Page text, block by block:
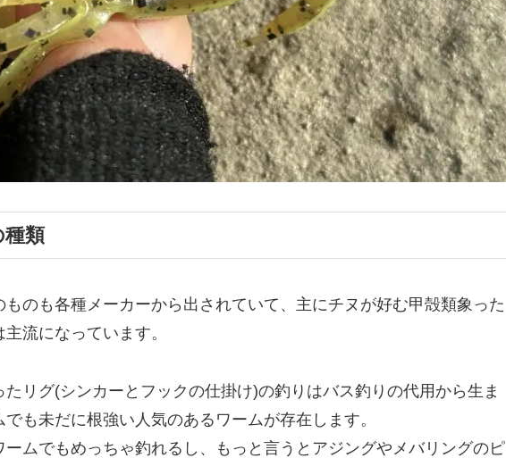
類
のも各種メーカーから出されていて、主にチヌが好む甲殻類象った
流になっています。
リグ(シンカーとフックの仕掛け)の釣りはバス釣りの代用から生ま
も未だに根強い人気のあるワームが存在します。
ムでもめっちゃ釣れるし、もっと言うとアジングやメバリングのピ